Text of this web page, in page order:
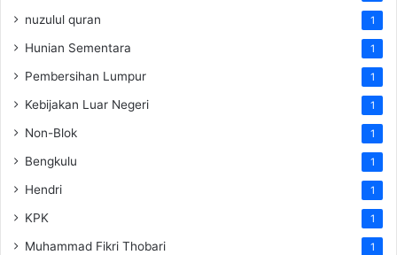
nuzulul quran 1
Hunian Sementara 1
Pembersihan Lumpur 1
Kebijakan Luar Negeri 1
Non-Blok 1
Bengkulu 1
Hendri 1
KPK 1
Muhammad Fikri Thobari 1